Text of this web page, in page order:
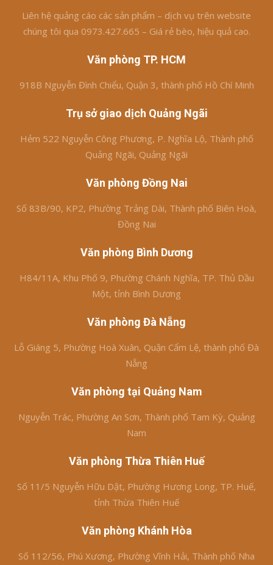
Liên hệ quảng cáo các sản phẩm – dịch vụ trên website
chúng tôi qua 0973.427.665 – Giá rẻ bèo, hiệu quả cao.
Văn phòng TP. HCM
918B Nguyễn Đình Chiểu, Quận 3, thành phố Hồ Chí Minh
Trụ sở giao dịch Quảng Ngãi
Hẻm 522 Nguyễn Công Phương, P. Nghĩa Lộ, Thành phố
Quảng Ngãi, Quảng Ngãi
Văn phòng Đồng Nai
Số 83B/90, KP2, Phường Trảng Dài, Thành phố Biên Hoà,
Đồng Nai
Văn phòng Bình Dương
H84/11A, Khu Phố 9, Phường Chánh Nghĩa, TP. Thủ Dầu
Một, tỉnh Bình Dương
Văn phòng Đà Nẵng
Lỗ Giáng 5, Phường Hoà Xuân, Quận Cẩm Lệ, thành phố Đà
Nẵng
Văn phòng tại Quảng Nam
Nguyễn Trác, Phường An Sơn, Thành phố Tam Kỳ, Quảng
Nam
Văn phòng Thừa Thiên Huế
Số 11/5 Nguyễn Hữu Dật, Phường Hương Long, TP. Huế,
tỉnh Thừa Thiên Huế
Văn phòng Khánh Hòa
Số 112/56, Phú Xương, Phường Vĩnh Hải, Thành phố Nha